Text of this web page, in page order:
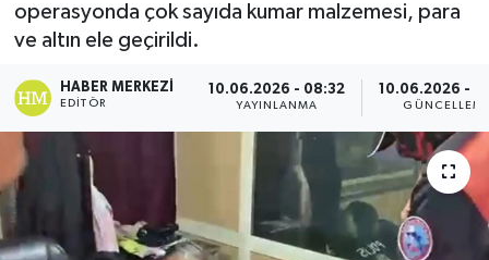
operasyonda çok sayıda kumar malzemesi, para
ve altın ele geçirildi.
HABER MERKEZI
EDITÖR
10.06.2026 - 08:32
YAYINLANMA
10.06.2026 -
Eğitim
Ekonomi
Eleman
Emlak
Gündem
Haber Arşivi